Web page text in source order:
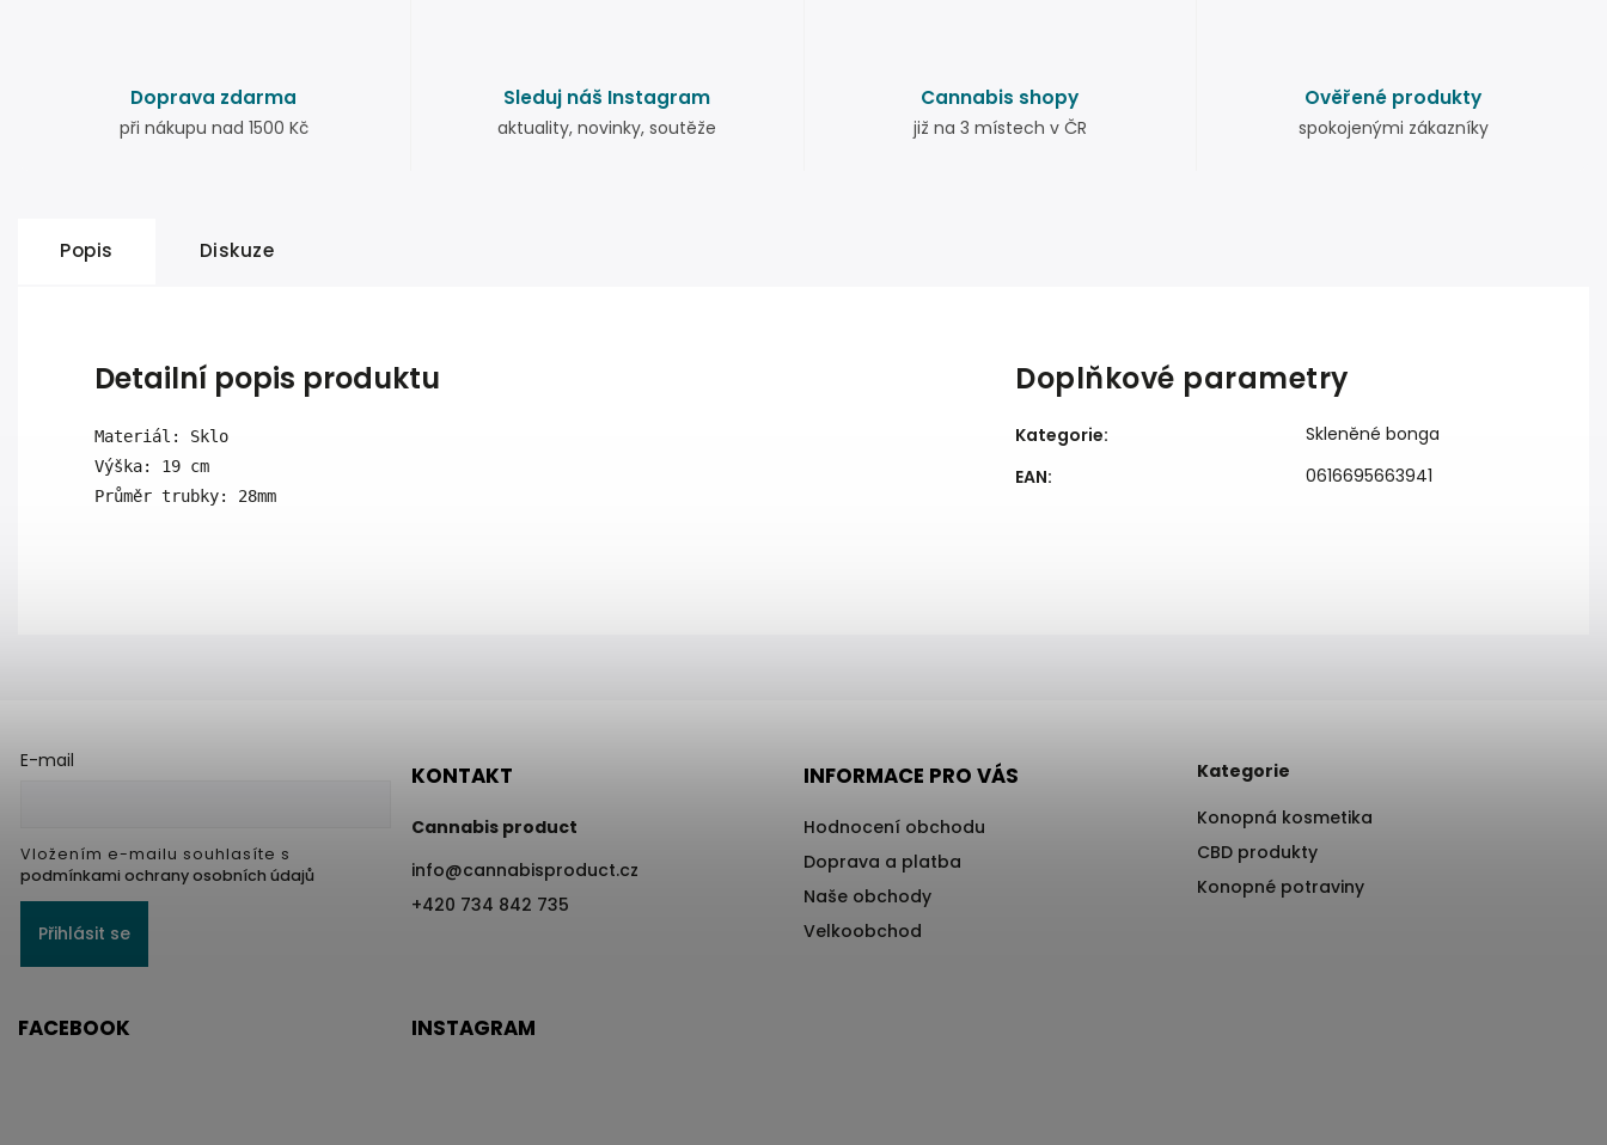
Doprava zdarma
při nákupu nad 1500 Kč
Sleduj náš Instagram
aktuality, novinky, soutěže
Cannabis shopy
již na 3 místech v ČR
Ověřené produkty
spokojenými zákazníky
Popis Diskuze
Detailní popis produktu
Materiál: Sklo
Výška: 19 cm
Doplňkové parametry
Kategorie:
Skleněné bonga
EAN: 0616695663941
E-mail
Vložením e-mailu souhlasíte s
podmínkami ochrany osobních údajů
Přihlásit se
KONTAKT
Cannabis product
info@cannabisproduct.cz
+420 734 842 735
INFORMACE PRO VÁS
Hodnocení obchodu
Doprava a platba
Naše obchody
Velkoobchod
Kategorie
Konopná kosmetika
CBD produkty
Konopné potraviny
FACEBOOK INSTAGRAM